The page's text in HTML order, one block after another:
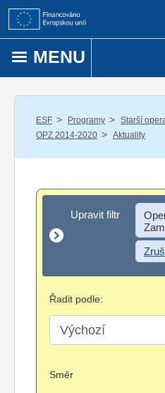
Přejít k obsahu
MENU
ESF / Programy / Starší
OPZ 2014-2020 / Aktuality
Upravit filtr
Upravit filtr
Řadit podle:
Směr